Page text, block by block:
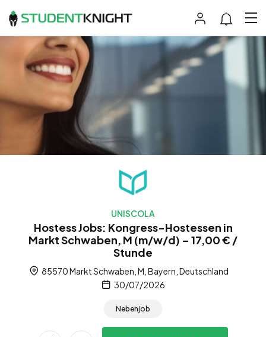
UNISCOLA
Hostess Jobs: Kongress-Hostessen in
Markt Schwaben, M (m/w/d) – 17,00 € /
Stunde
85570 Markt Schwaben, M, Bayern, Deutschland
30/07/2026
Nebenjob